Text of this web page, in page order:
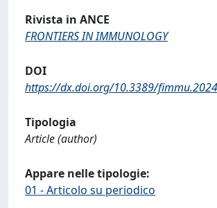
Rivista in ANCE
FRONTIERS IN IMMUNOLOGY
DOI
https://dx.doi.org/10.3389/
Tipologia
Article (author)
Appare nelle tipologie:
01 - Articolo su periodico